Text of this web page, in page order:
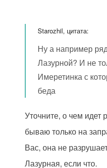
Starozhil, цитата:
Ну а например
Лазурной? И не
Имеретинка с
беда
Уточните, о чем идет
бываю только на
Вас, она не
Лазурная, если что.